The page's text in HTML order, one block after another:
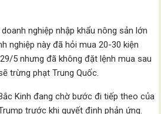
nghiệp nhập khẩu nông sản lớn
nghiệp này đã hỏi mua 20-30 kiện
5 nhưng đã không đặt lệnh mua sau
trừng phạt Trung Quốc.
Kinh đang chờ bước đi tiếp theo của
trước khi quyết định phản ứng.